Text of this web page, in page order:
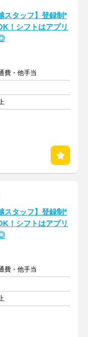
スタッフ】登録制*
！シフトはアプリ
費・他手当
スタッフ】登録制*
！シフトはアプリ
費・他手当